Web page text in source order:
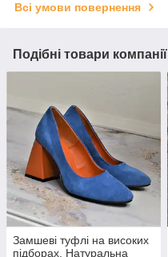
Всі умови повернення
Подібні товари компанії
Замшеві туфлі на високих
підборах. Натуральна